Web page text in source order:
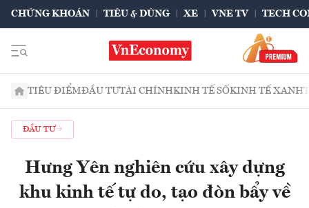
CHỨNG KHOÁN TIÊU & DÙNG XE VNE TV TECH
TIÊU ĐIỂMĐẦU TƯTÀI CHÍNHKINH TẾ SỐKINH TẾ XANH
ĐẦU TƯ
Hưng Yên nghiên cứu xây dựng
khu kinh tế tự do, tạo đòn bẩy về